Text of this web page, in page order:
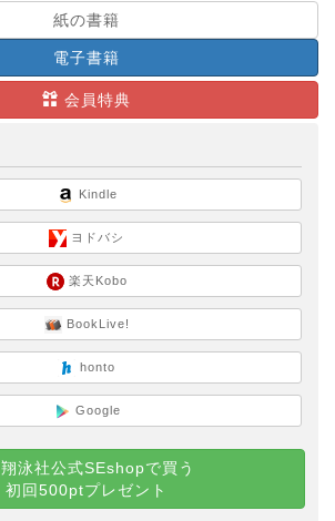
紙の書籍
電子書籍
会員特典
Kindle
ヨドバシ
楽天Kobo
BookLive!
honto
Google
翔泳社公式SEshopで買う
初回500ptプレゼント